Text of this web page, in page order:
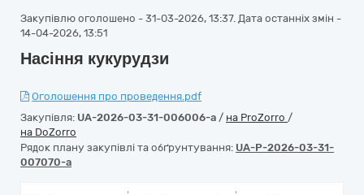
Закупівлю оголошено - 31-03-2026, 13:37. Дата останніх змін -
14-04-2026, 13:51
Насіння кукурудзи
Оголошення про проведення.pdf
Закупівля: UA-2026-03-31-006006-a / на ProZorro /
на DoZorro
Рядок плану закупівлі та обґрунтування: UA-P-2026-03-31-
007070-a